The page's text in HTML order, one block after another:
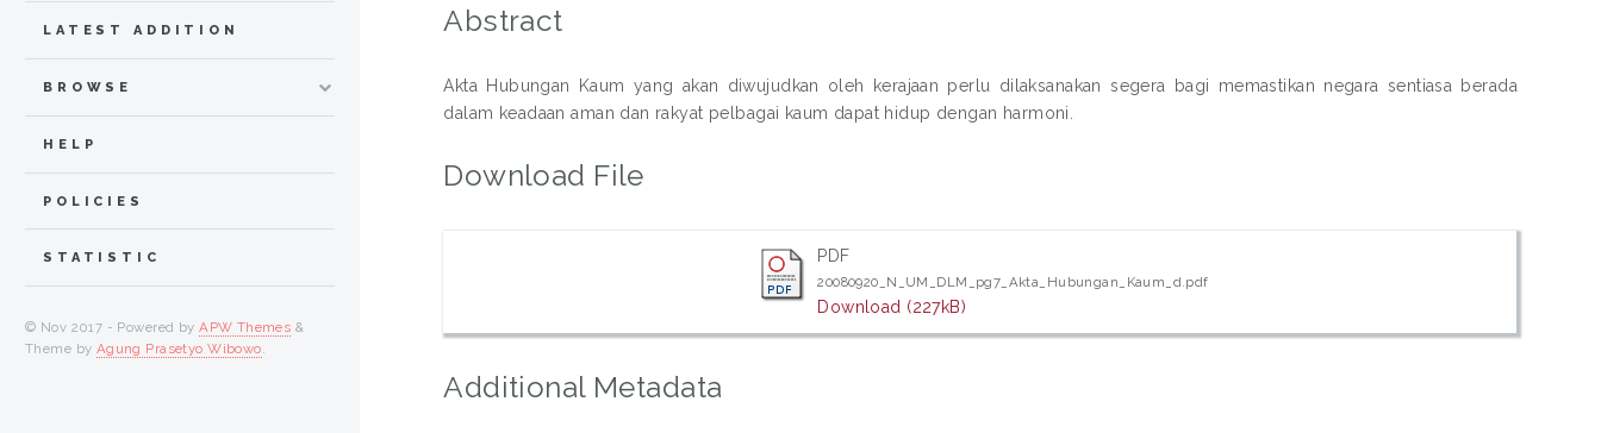
Abstract
Akta Hubungan Kaum yang akan diwujudkan oleh kerajaan perlu dilaksanakan segera bagi memastikan negara sentiasa berada
dalam keadaan aman dan rakyat pelbagai kaum dapat hidup dengan harmoni.
Download File
PDF
20080920_N_UM_DLM_pg7_Akta_Hubungan_Kaum_d.pdf
Download (227kB)
Additional Metadata
LATEST ADDITION
BROWSE
HELP
POLICIES
STATISTIC
© Nov 2017 - Powered byAPW Themes &
Theme by Agung Prasetyo Wibowo.